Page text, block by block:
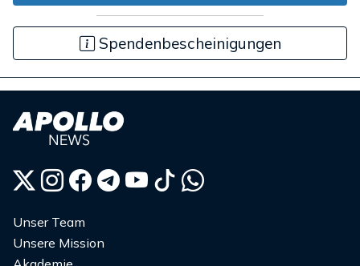
Spendenbescheinigungen
Unser Team
Unsere Mission